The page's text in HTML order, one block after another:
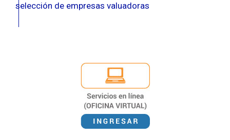
selección de empresas valuadoras